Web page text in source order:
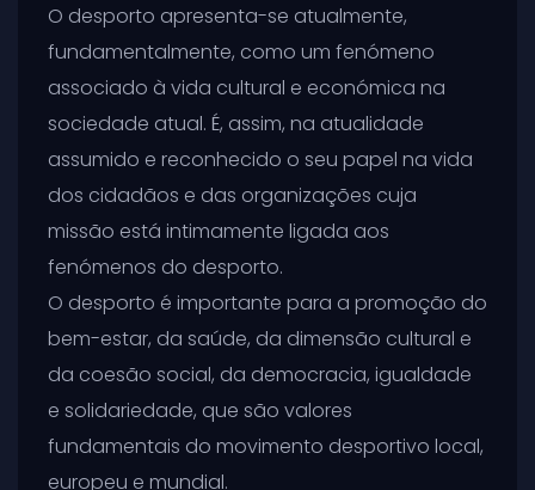
O desporto apresenta-se atualmente,
fundamentalmente, como um fenómeno
associado à vida cultural e económica na
sociedade atual. É, assim, na atualidade
assumido e reconhecido o seu papel na vida
dos cidadãos e das organizações cuja
missão está intimamente ligada aos
fenómenos do desporto.
O desporto é importante para a promoção do
bem-estar, da saúde, da dimensão cultural e
da coesão social, da democracia, igualdade
e solidariedade, que são valores
fundamentais do movimento desportivo local,
europeu e mundial.